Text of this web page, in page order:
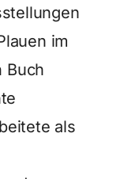
im
Buch
als